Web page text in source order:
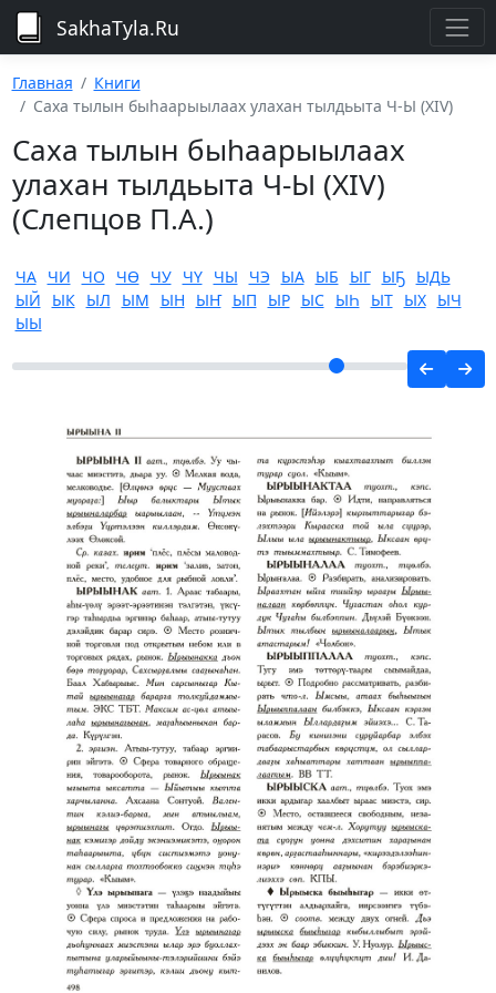
SakhaTyla.Ru
Главная
Книги
Саха тылын быһаарыылаах улахан тылдьыта Ч-Ы (XIV)
Саха тылын быһаарыылаах
улахан тылдьыта Ч-Ы (XIV)
(Слепцов П.А.)
ЧА ЧИ ЧО ЧӨ ЧУ ЧҮ ЧЫ ЧЭ ЫА ЫБ ЫГ ЫҔ
ЫДЬ
ЫЙ
ЫК ЫЛ ЫМ ЫН ЫҤ ЫП ЫР ЫС ЫҺ ЫТ ЫХ
ЫЧ
ЫЫ